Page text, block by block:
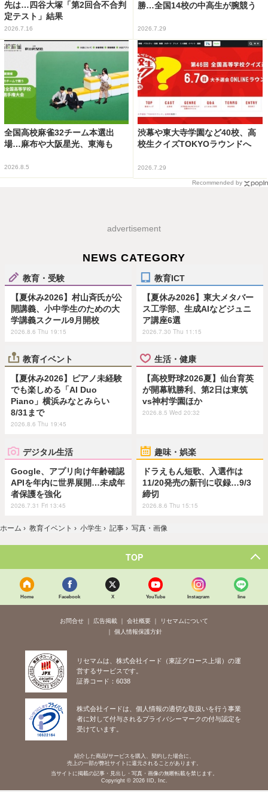
先は…四谷大塚「第2回合不合判
定テスト」結果
2026.7.16
勝…全国14校の中高生が腕競う
2026.7.29
全国高校麻雀32チーム本選出
場…麻布や大阪星光、東海も
2026.8.5
渋幕や東大寺学園など40校、高
校生クイズTOKYOラウンドへ
2026.7.29
Recommended by
advertisement
NEWS CATEGORY
教育・受験
【夏休み2026】村山斉氏が公
開講義、小中学生のための大
学講義スクール9月開校
2026.8.6 Thu 19:15
教育ICT
【夏休み2026】東大メタバー
ス工学部、生成AIなどジュニ
ア講座6選
2026.7.30 Thu 11:15
教育イベント
【夏休み2026】ピアノ未経験
でも楽しめる「AI Duo
Piano」横浜みなとみらい
8/31まで
2026.8.6 Thu 19:45
生活・健康
【高校野球2026夏】仙台育英
が開幕戦勝利、第2日は東筑
vs神村学園ほか
2026.8.5 Wed 20:32
デジタル生活
Google、アプリ向け年齢確認
APIを年内に世界展開…未成年
者保護を強化
2026.7.31 Fri 13:45
趣味・娯楽
ドラえもん短歌、入選作は
11/20発売の新刊に収録…9/3
締切
2026.8.6 Thu 15:15
ホーム › 教育イベント › 小学生 › 記事 › 写真・画像
TOP
Home Facebook X YouTube Instagram line
お問合せ 広告掲載 会社概要
リセマムについて
個人情報保護方針
リセマムは、株式会社イード（東証グロース上場）の運
営するサービスです。
証券コード：6038
株式会社イードは、個人情報の適切な取扱いを行う事業
者に対して付与されるプライバシーマークの付与認定を
受けています。
紹介した商品/サービスを購入、契約した場合に、
売上の一部が弊社サイトに還元されることがあります。
当サイトに掲載の記事・見出し・写真・画像の無断転載を禁じます。
Copyright © 2026 IID, Inc.